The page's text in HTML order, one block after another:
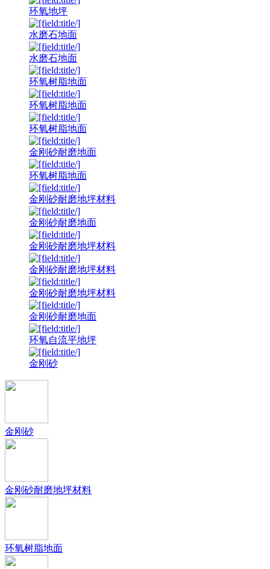
环氧地坪
水磨石地面
水磨石地面
环氧树脂地面
环氧树脂地面
环氧树脂地面
金刚砂耐磨地面
环氧树脂地面
金刚砂耐磨地坪材料
金刚砂耐磨地面
金刚砂耐磨地坪材料
金刚砂耐磨地坪材料
金刚砂耐磨地坪材料
金刚砂耐磨地面
环氧自流平地坪
金刚砂
金刚砂
金刚砂耐磨地坪材料
环氧树脂地面